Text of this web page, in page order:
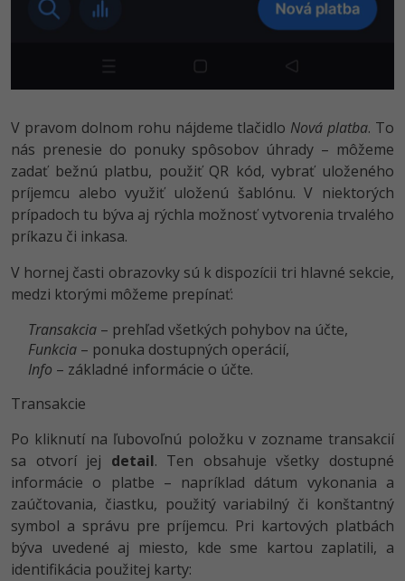
V pravom dolnom rohu nájdeme tlačidlo Nová platba. To
nás prenesie do ponuky spôsobov úhrady – môžeme
zadať bežnú platbu, použiť QR kód, vybrať uloženého
príjemcu alebo využiť uloženú šablónu. V niektorých
prípadoch tu býva aj rýchla možnosť vytvorenia trvalého
príkazu či inkasa.
V hornej časti obrazovky sú k dispozícii tri hlavné sekcie,
medzi ktorými môžeme prepínať:
Transakcia – prehľad všetkých pohybov na účte,
Funkcia – ponuka dostupných operácií,
Info – základné informácie o účte.
Transakcie
Po kliknutí na ľubovoľnú položku v zozname transakcií
sa otvorí jej detail. Ten obsahuje všetky dostupné
informácie o platbe – napríklad dátum vykonania a
zaúčtovania, čiastku, použitý variabilný či konštantný
symbol a správu pre príjemcu. Pri kartových platbách
býva uvedené aj miesto, kde sme kartou zaplatili, a
identifikácia použitej karty: